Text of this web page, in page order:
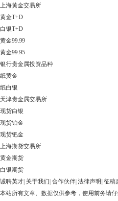
上海黄金交易所
黄金T+D
白银T+D
黄金99.99
黄金99.95
银行贵金属投资品种
纸黄金
纸白银
天津贵金属交易所
现货白银
现货铂金
现货钯金
上海期货交易所
黄金期货
白银期货
诚聘英才 关于我们 合作伙伴 法律声明 征稿
本站所有文章、数据仅供参考，使用前务请